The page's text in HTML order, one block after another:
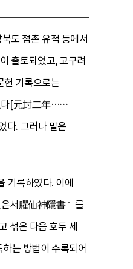
도 점촌 유적 등에서
출토되었고, 고구려
헌 기록으로는
다[元封二年……
다. 그러나 말은
기록하였다. 이에
은서臞仙神隱書』를
섞은 다음 호두 세
는 방법이 수록되어